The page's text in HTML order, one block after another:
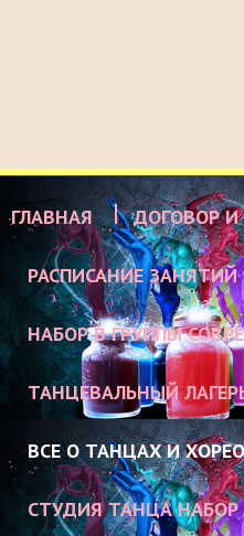
ГЛАВНАЯ ДОГОВОР И
РАСПИСАНИЕ ЗАНЯТИЙ
НАБОР В ГРУППЫ
ТАНЦЕВАЛЬНЫЙ
ВСЕ О ТАНЦАХ И
СТУДИЯ ТАНЦА НАБОР